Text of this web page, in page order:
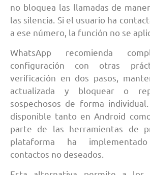
no bloquea las llamadas de
las silencia. Si el usuario ha
a ese número, la función no se
WhatsApp recomienda
configuración con otras
verificación en dos pasos,
actualizada y bloquear o
sospechosos de forma
disponible tanto en Android
parte de las herramientas de
plataforma ha
contactos no deseados.